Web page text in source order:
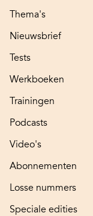
Thema's
Nieuwsbrief
Tests
Werkboeken
Trainingen
Podcasts
Video's
Abonnementen
Losse nummers
Speciale edities